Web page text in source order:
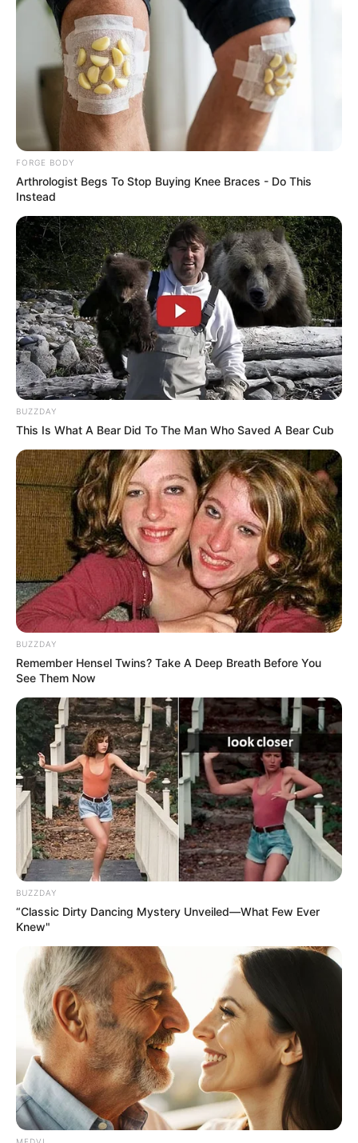
Too Hot For TV? These Scenes Slipped Through
BRAINBERRIES
CVS Hides This $1 Generic Viagra - Here's The
Aisle It's Really In.
FRIDAY PLANS
Pfizer's Worst Nightmare: Men Canceling $80
Prescriptions For This 87¢ Blue Pill Hack
FRIDAY PLANS
Men, You Don't Need Viagra If You Do This Once A
Day
MEDVI
Men 45+ Are Trying This To Perform Better
MEDVI
FORGE BODY
Arthrologist Begs To Stop Buying Knee Braces - Do This
Instead
BUZZDAY
This Is What A Bear Did To The Man Who Saved A Bear Cub
BUZZDAY
Remember Hensel Twins? Take A Deep Breath Before You
See Them Now
BUZZDAY
“Classic Dirty Dancing Mystery Unveiled—What Few Ever
Knew"